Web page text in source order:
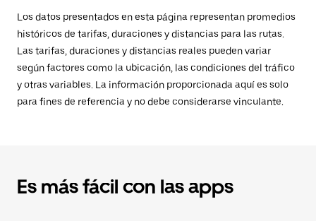
Los datos presentados en esta página representan promedios
históricos de tarifas, duraciones y distancias para las rutas.
Las tarifas, duraciones y distancias reales pueden variar
según factores como la ubicación, las condiciones del tráfico
y otras variables. La información proporcionada aquí es solo
para fines de referencia y no debe considerarse vinculante.
Es más fácil con las apps